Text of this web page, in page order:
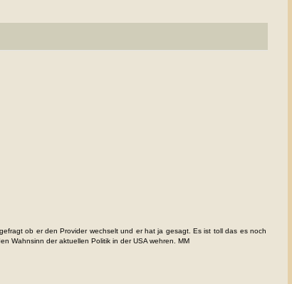
ob er den Provider wechselt und er hat ja gesagt. Es ist toll das es noch
Wahnsinn der aktuellen Politik in der USA wehren. MM